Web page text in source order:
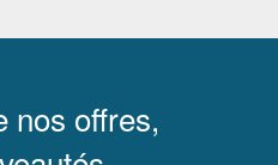
nos offres,